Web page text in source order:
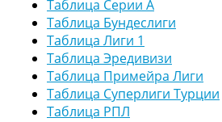
Таблица Серии А
Таблица Бундеслиги
Таблица Лиги 1
Таблица Эредивизи
Таблица Примейра Лиги
Таблица Суперлиги Турции
Таблица РПЛ